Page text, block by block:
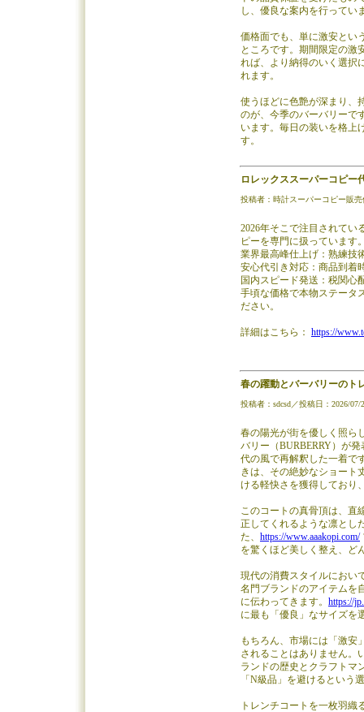
し、優良な案内を行ってい
価格面でも、単に激安とい
ところです。期間限定の激
れば、より納得のいく選択
れます。
使うほどに色艶が深まり、
のが、今季のバーバリーで
います。毎日の装いを格上
す。
ロレックススーパーコピー
投稿者：時計スーパーコピー販
2026年そこで注目されてい
ピーを専門に扱っています
業界最高峰仕上げ：熟練技
安心代引き対応：商品到着
国内スピード発送：税関心
手頃な価格で本物ステータ
ださい。
詳細はこちら： https://
春の躍動とバーバリーのト
投稿者：sdcsd／投稿日：2026/07/
春の陽光が街を優しく照ら
バリー（BURBERRY）が
代の風で再解釈した一着で
きは、その絶妙なショート
ける軽快さを獲得しており
このコートの真骨頂は、直
正してくれるような凛とし
た、 https://www.aaakopi.com/
を驚くほど美しく整え、ど
現代の消費スタイルにおい
名門ブランドのアイテムを
に伝わってきます。 https://
に最も「優良」なサイズを
もちろん、市場には「激安
されることはありません。
ランドの歴史とクラフトマ
「N級品」を避けるという
トレンチコートを一枚羽